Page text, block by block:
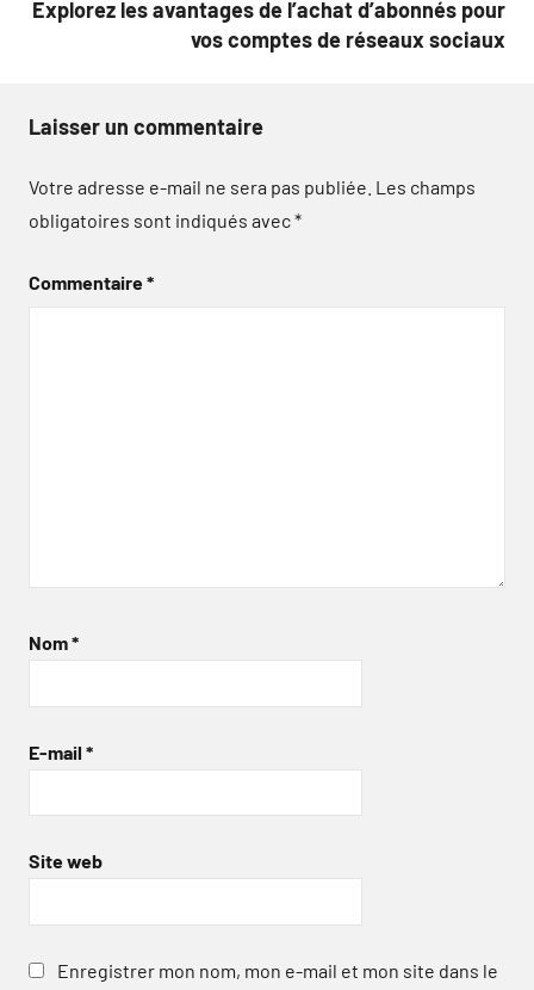
Explorez les avantages de l’achat d’abonnés pour
vos comptes de réseaux sociaux
Laisser un commentaire
Votre adresse e-mail ne sera pas publiée. Les champs
obligatoires sont indiqués avec*
Commentaire*
Nom*
E-mail *
Site web
Enregistrer mon nom, mon e-mail et mon site dans le